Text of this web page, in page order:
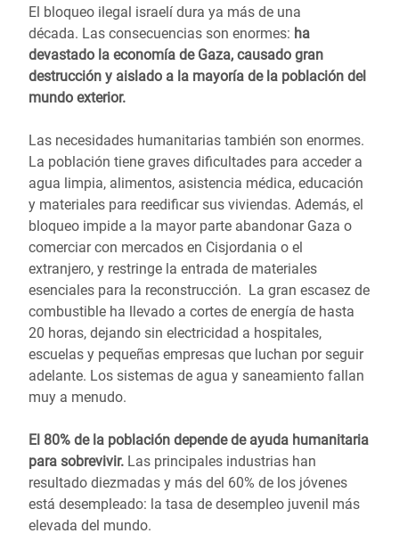
El bloqueo ilegal israelí dura ya más de una
década. Las consecuencias son enormes: ha
devastado la economía de Gaza, causado gran
destrucción y aislado a la mayoría de la población del
mundo exterior.
Las necesidades humanitarias también son enormes.
La población tiene graves dificultades para acceder a
agua limpia, alimentos, asistencia médica, educación
y materiales para reedificar sus viviendas. Además, el
bloqueo impide a la mayor parte abandonar Gaza o
comerciar con mercados en Cisjordania o el
extranjero, y restringe la entrada de materiales
esenciales para la reconstrucción. La gran escasez de
combustible ha llevado a cortes de energía de hasta
20 horas, dejando sin electricidad a hospitales,
escuelas y pequeñas empresas que luchan por seguir
adelante. Los sistemas de agua y saneamiento fallan
muy a menudo.
El 80% de la población depende de ayuda humanitaria
para sobrevivir. Las principales industrias han
resultado diezmadas y más del 60% de los jóvenes
está desempleado: la tasa de desempleo juvenil más
elevada del mundo.